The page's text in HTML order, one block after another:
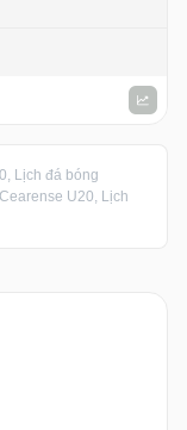
Lịch đá bóng
U20, Lịch